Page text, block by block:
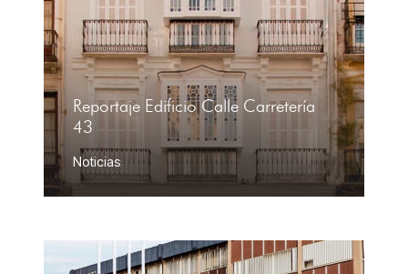
Reportaje Edificio Calle Carretería
43
Noticias